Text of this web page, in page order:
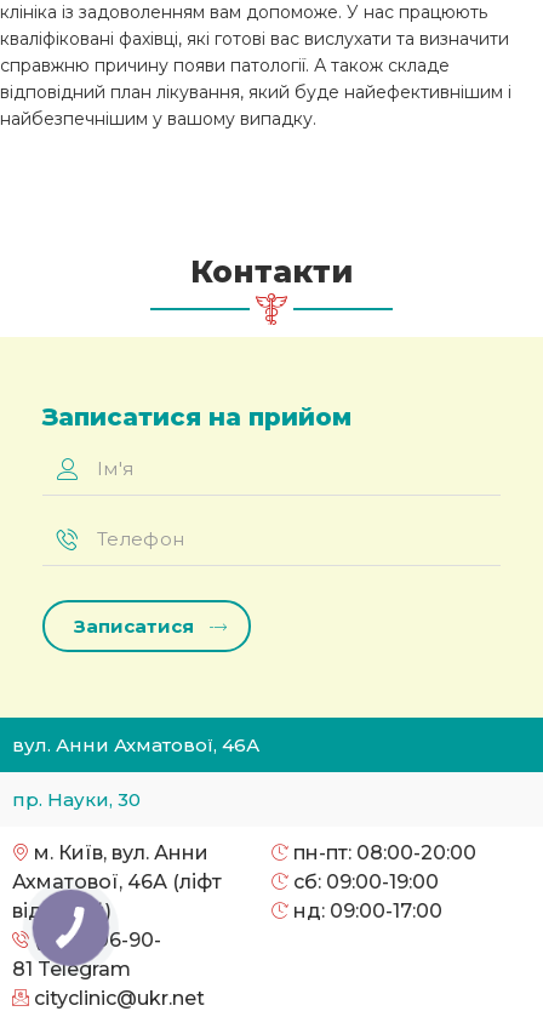
клініка із задоволенням вам допоможе. У нас працюють
кваліфіковані фахівці, які готові вас вислухати та визначити
справжню причину появи патології. А також складе
відповідний план лікування, який буде найефективнішим і
найбезпечнішим у вашому випадку.
Контакти
Записатися на прийом
Ім'я
Телефон
вул. Анни Ахматової, 46А
м. Київ, вул. Анни
Ахматової, 46А (ліфт
відсутній)
(095) 106-90-
81 Telegram
cityclinic@ukr.net
пн-пт: 08:00-20:00
сб: 09:00-19:00
нд: 09:00-17:00
пр. Науки, 30